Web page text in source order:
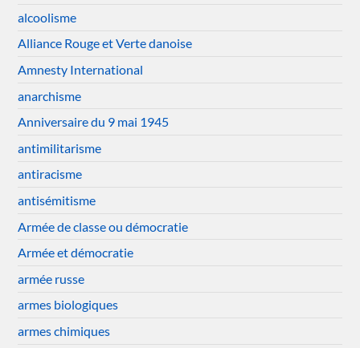
alcoolisme
Alliance Rouge et Verte danoise
Amnesty International
anarchisme
Anniversaire du 9 mai 1945
antimilitarisme
antiracisme
antisémitisme
Armée de classe ou démocratie
Armée et démocratie
armée russe
armes biologiques
armes chimiques